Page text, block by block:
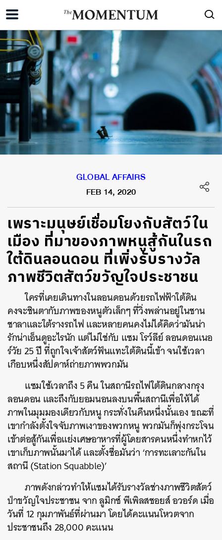
GLOBAL AFFAIRS
FEB 14, 2020
เพราะมนุษย์เชื่อมโยงกับสัตว์ใน
เมือง ที่มาของภาพหนูสู้กันในรถ
ใต้ดินลอนดอน ที่เพิ่งรับรางวัล
ภาพชีวิตสัตว์ขวัญใจประชาชน
ใครที่เคยเดินทางในลอนดอนด้วยรถไฟฟ้าใต้ดิน
คงจะชินตากับภาพของหนูตัวเล็กๆ ที่วิ่งพล่านอยู่ในชาน
ชาลาและใต้รางรถไฟ และหลายคนคงไม่ได้คิดว่ามันน่า
รักน่าเอ็นดูอะไรนัก แต่ไม่ใช่กับ แซม โรว์ลีย์ ลอนดอนเนอ
ร์วัย 25 ปี ที่ถูกใจเจ้าสัตว์ฟันแทะใต้ดินนี้เข้า จนใช้เวลา
เกือบหนึ่งสัปดาห์ถ่ายภาพพวกมัน
แซมใช้เวลาถึง 5 คืน ในสถานีรถไฟใต้ดินกลางกรุง
ลอนดอน และถึงกับยอมนอนลงบนพื้นสถานีเพื่อให้ได้
ภาพในมุมมองเดียวกับหนู กระทั่งในคืนหนึ่งนั้นเอง ขณะที่
เขากำลังตั้งใจจับภาพเงาของพวกหนู พวกมันก็พุ่งกระโจน
เข้าต่อสู้กันเพื่อแย่งเศษอาหารที่ผู้โดยสารคนหนึ่งทำหกไว้
เขาเก็บภาพนั้นมาได้ และตั้งชื่อมันว่า ‘การทะเลาะกันใน
สถานี (Station Squabble)’
ภาพดังกล่าวทำให้แซมได้รับรางวัลช่างภาพชีวิตสัตว์
ป่าขวัญใจประชาชน จาก ลูมิกซ์ พีเพิลสชอยส์ อวอร์ด เมื่อ
วันที่ 12 กุมภาพันธ์ที่ผ่านมา โดยได้คะแนนโหวตจาก
ประชาชนถึง 28,000 คะแนน